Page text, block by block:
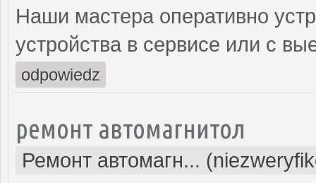
Наши мастера оперативно
устройства в сервисе или с
odpowiedz
ремонт автомагнитол
Ремонт автомагн...